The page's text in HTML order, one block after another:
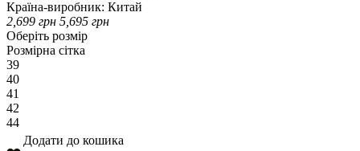
Країна-виробник: Китай
2,699 грн 5,695 грн
Оберіть розмір
Розмірна сітка
39
40
41
42
44
Додати до кошика